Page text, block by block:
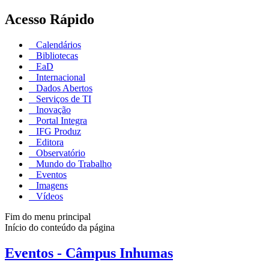
Acesso Rápido
Calendários
Bibliotecas
EaD
Internacional
Dados Abertos
Serviços de TI
Inovação
Portal Integra
IFG Produz
Editora
Observatório
Mundo do Trabalho
Eventos
Imagens
Vídeos
Fim do menu principal
Início do conteúdo da página
Eventos - Câmpus Inhumas